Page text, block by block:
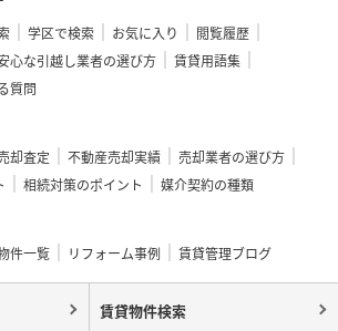
学区で検索 お気に入り
閲覧履歴
心な引越し業者の選び方
賃貸用語集
質問
却査定 不動産売却実績
売却業者の選び方
相続対策のポイント 媒介契約の種類
件一覧 リフォーム事例 賃貸管理ブログ
賃貸物件検索